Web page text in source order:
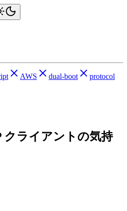
AWS dual-boot
protocol
クライアントの気持